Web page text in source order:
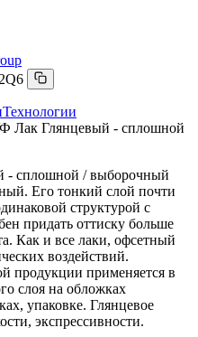
Технологии
Лак Глянцевый - сплошной
Его тонкий слой почти
структурой с
придать оттиску больше
Как и все лаки, офсетный
воздействий.
продукции применяется в
слоя на обложках
упаковке. Глянцевое
экспрессивности.